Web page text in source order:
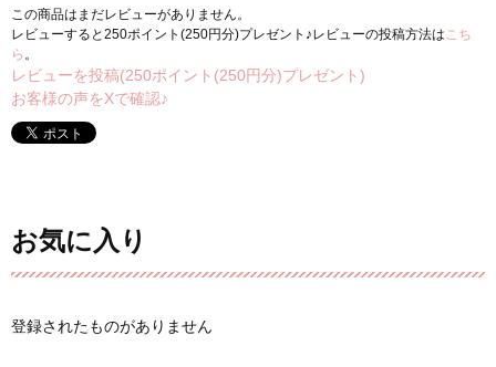
この商品はまだレビューがありません。
レビューすると250ポイント(250円分)プレゼント♪レビューの投稿方法は こち
ら 。
レビューを投稿(250ポイント(250円分)プレゼント)
お客様の声をXで確認♪
お気に入り
登録されたものがありません